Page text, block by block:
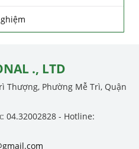
., LTD
Thượng, Phường Mễ Trì, Quận
04.32002828 - Hotline: